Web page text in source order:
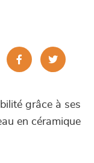
grâce à ses
en céramique